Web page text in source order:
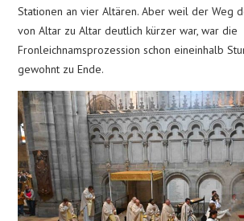
Stationen an vier Altären. Aber weil der Weg
von Altar zu Altar deutlich kürzer war, war die
Fronleichnamsprozession schon eineinhalb
gewohnt zu Ende.